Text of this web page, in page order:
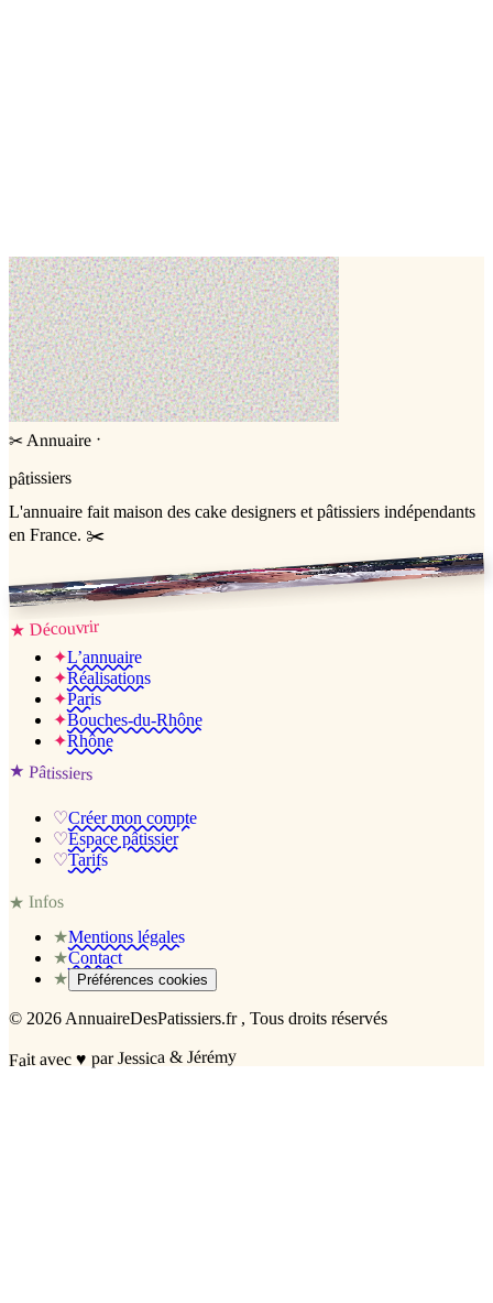
Cake topper
✂ Annuaire ·
pâtissiers
L'annuaire fait maison des cake designers et pâtissiers indépendants
en France. ✂️
Jessica & Jérémy ♡
★ Découvrir
✦L’annuaire
✦Réalisations
✦Paris
✦Bouches-du-Rhône
✦Rhône
★ Pâtissiers
♡Créer mon compte
♡Espace pâtissier
♡Tarifs
★Infos
★Mentions légales
★Contact
★
Préférences cookies
© 2026 AnnuaireDesPatissiers.fr , Tous droits réservés
Fait avec♥ par Jessica & Jérémy